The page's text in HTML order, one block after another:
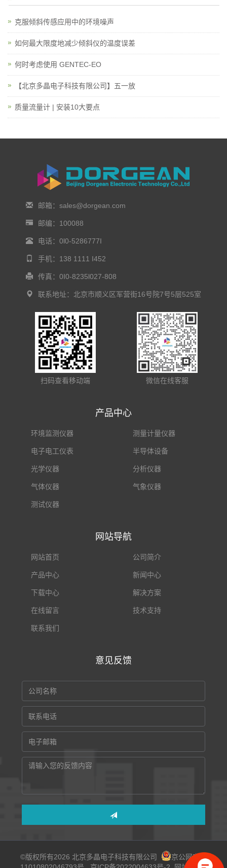
克服倾斜传感应用中的环境噪声
如何最大限度地减少倾斜仪的温度误差
何时考虑使用 GENTEC-EO
【北京多晶电子科技有限公司】五一放
质量流量计 | 安装10大要点
邮箱：sales@dorgean.com
邮编：100088
电话：0l0-5286777I
手机：138 1111 I452
传真：0I0-8235l027-808
联系地址：北京市顺义区军营街16号院7号5层525室
扫码查看移动端 微信在线客服
产品中心
环境监测仪器 测量计量仪器
电子电工仪表 半导体设备
光学仪器 分析仪器
气体仪器 气象仪器
测试仪器
网站导航
网站首页 公司简介
产品中心 新闻中心
下载中心 解决方案
在线留言 技术支持
联系我们
意见反馈
©版权所有2026 北京多晶电子科技有限公司
京公网安备